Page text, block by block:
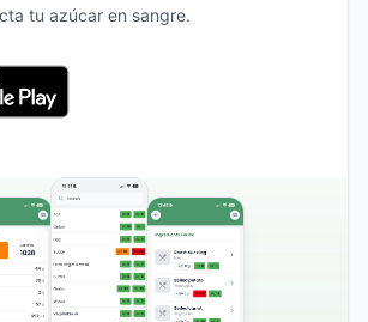
tu azúcar en sangre.